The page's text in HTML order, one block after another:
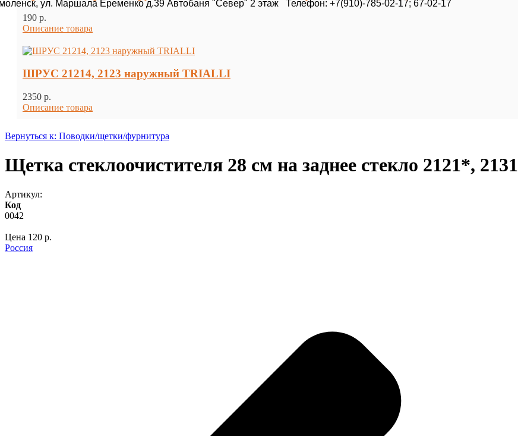
ул. Маршала Еременко д.39 Автобаня "Север" 2 этаж Телефон: +7(910)-785-02-17; 67-02-17
190 p.
Описание товара
ШРУС 21214, 2123 наружный TRIALLI
2350 p.
Описание товара
Вернуться к: Поводки/щетки/фурнитура
Щетка стеклоочистителя 28 см на заднее стекло 2121*, 2131
Артикул:
Код
0042
Цена 120 p.
Россия